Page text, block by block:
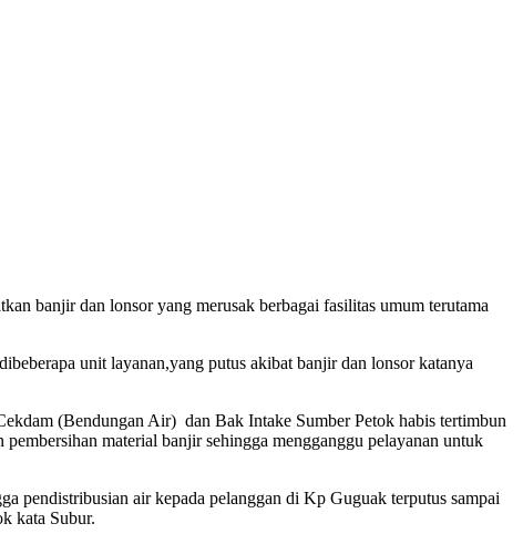
banjir dan lonsor yang merusak berbagai fasilitas umum terutama
unit layanan,yang putus akibat banjir dan lonsor katanya
(Bendungan Air) dan Bak Intake Sumber Petok habis tertimbun
material banjir sehingga mengganggu pelayanan untuk
pendistribusian air kepada pelanggan di Kp Guguak terputus sampai
kata Subur.